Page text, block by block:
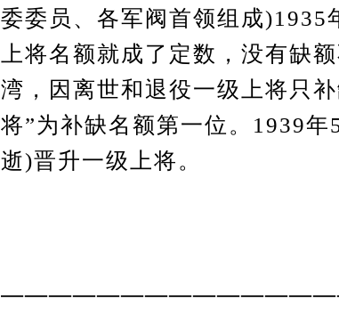
委委员、各军阀首领组成)1935
上将名额就成了定数，没有缺
湾，因离世和退役一级上将只
将”为补缺名额第一位。1939
逝)晋升一级上将。